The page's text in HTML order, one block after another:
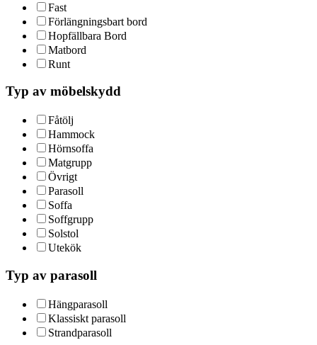
Fast
Förlängningsbart bord
Hopfällbara Bord
Matbord
Runt
Typ av möbelskydd
Fåtölj
Hammock
Hörnsoffa
Matgrupp
Övrigt
Parasoll
Soffa
Soffgrupp
Solstol
Utekök
Typ av parasoll
Hängparasoll
Klassiskt parasoll
Strandparasoll